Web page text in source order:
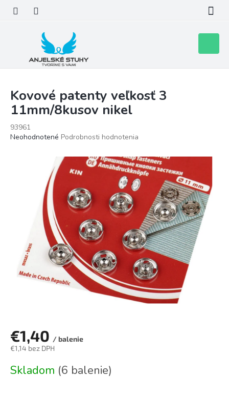
obsah
košík
Kovové patenty veľkosť 3
11mm/8kusov nikel
93961
Priemerné
hviezdičiek.
Neohodnotené Podrobnosti hodnotenia
€1,40 / balenie
€1,14 bez DPH
cena:
Skladom (6 balenie)